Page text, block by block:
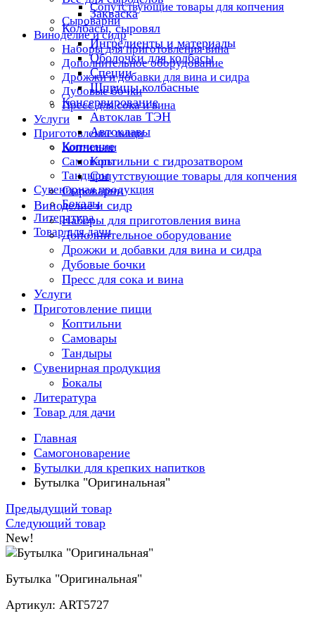
Сопутствующие товары для копчения
Сыроварни
Виноделие и сидр
Наборы для приготовления вина
Дополнительное оборудование
Дрожжи и добавки для вина и сидра
Дубовые бочки
Пресс для сока и вина
Услуги
Приготовление пищи
Коптильни
Самовары
Тандыры
Сувенирная продукция
Бокалы
Литература
Товар для дачи
Закваска
Колбасы, сыровял
Ингредиенты и материалы
Оболочки для колбасы
Специи
Шприцы колбасные
Консервирование
Автоклав ТЭН
Автоклавы
Копчение
Коптильни с гидрозатвором
Сопутствующие товары для копчения
Сыроварни
Виноделие и сидр
Наборы для приготовления вина
Дополнительное оборудование
Дрожжи и добавки для вина и сидра
Дубовые бочки
Пресс для сока и вина
Услуги
Приготовление пищи
Коптильни
Самовары
Тандыры
Сувенирная продукция
Бокалы
Литература
Товар для дачи
Главная
Самогоноварение
Бутылки для крепких напитков
Бутылка "Оригинальная"
Предыдущий товар
Следующий товар
New!
Бутылка "Оригинальная"
Артикул: ART5727